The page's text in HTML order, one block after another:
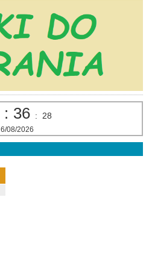
: 36 : 28
6/08/2026